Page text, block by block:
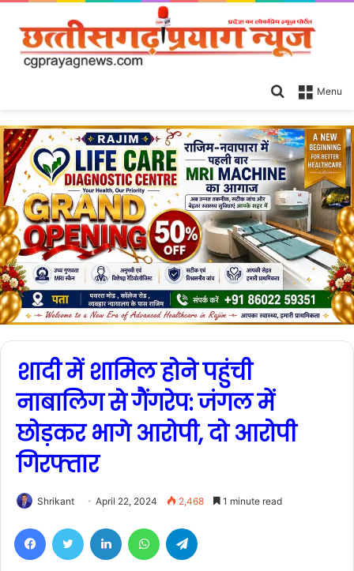
Menu
Search
शादी में शामिल होने पहुंची
नाबालिग से गैंगरेप: जंगल में
छोड़कर भागे आरोपी, दो आरोपी
गिरफ्तार
Shrikant April 22, 2024 2,468 1 minute read